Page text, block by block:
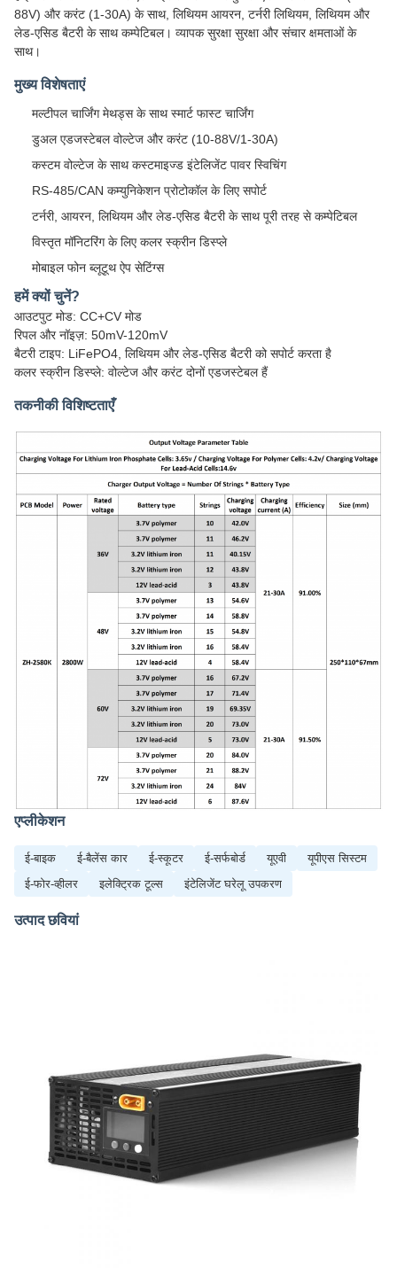
88V) और करंट (1-30A) के साथ, लिथियम आयरन, टर्नरी लिथियम, लिथियम और
लेड-एसिड बैटरी के साथ कम्पेटिबल। व्यापक सुरक्षा सुरक्षा और संचार क्षमताओं के
साथ।
मुख्य विशेषताएं
मल्टीपल चार्जिंग मेथड्स के साथ स्मार्ट फास्ट चार्जिंग
डुअल एडजस्टेबल वोल्टेज और करंट (10-88V/1-30A)
कस्टम वोल्टेज के साथ कस्टमाइज्ड इंटेलिजेंट पावर स्विचिंग
RS-485/CAN कम्युनिकेशन प्रोटोकॉल के लिए सपोर्ट
टर्नरी, आयरन, लिथियम और लेड-एसिड बैटरी के साथ पूरी तरह से कम्पेटिबल
विस्तृत मॉनिटरिंग के लिए कलर स्क्रीन डिस्प्ले
मोबाइल फोन ब्लूटूथ ऐप सेटिंग्स
हमें क्यों चुनें?
आउटपुट मोड: CC+CV मोड
रिपल और नॉइज़: 50mV-120mV
बैटरी टाइप: LiFePO4, लिथियम और लेड-एसिड बैटरी को सपोर्ट करता है
कलर स्क्रीन डिस्प्ले: वोल्टेज और करंट दोनों एडजस्टेबल हैं
तकनीकी विशिष्टताएँ
एप्लीकेशन
ई-बाइक ई-बैलेंस कार ई-स्कूटर ई-सर्फबोर्ड यूएवी
यूपीएस सिस्टम
ई-फोर-व्हीलर
इलेक्ट्रिक टूल्स इंटेलिजेंट घरेलू उपकरण
उत्पाद छवियां